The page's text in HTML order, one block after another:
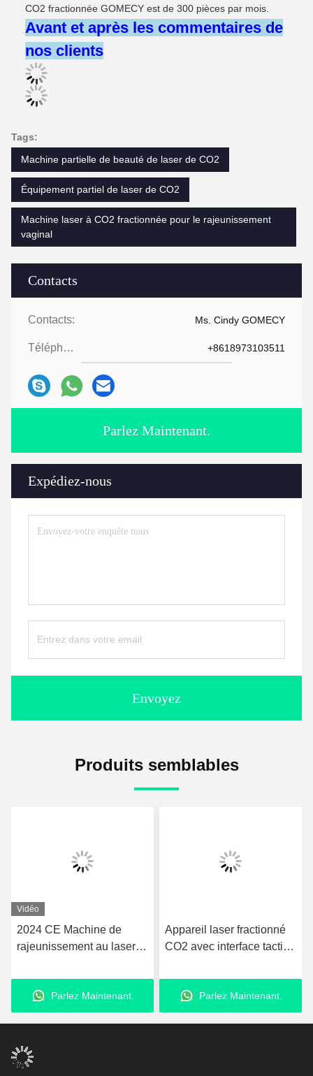
Contacts
Contacts: Ms. Cindy GOMECY
Téléphone: +8618973103511
Parlez Maintenant.
Expédiez-nous
Envoyez
CO2 fractionnée GOMECY est de 300 pièces par mois.
Avant et après les commentaires de
nos clients
Tags:
Machine partielle de beauté de laser de CO2
Équipement partiel de laser de CO2
Machine laser à CO2 fractionnée pour le rajeunissement
vaginal
Produits semblables
Vidéo
2024 CE Machine de
rajeunissement au laser
Chirurgie étroite
Enlèvement de marques
Traitement des cicatrices
professionnel
Parlez Maintenant.
Appareil laser fractionné
CO2 avec interface tactile
avancée, élimination des
rides et liftingParlez Maintenant.